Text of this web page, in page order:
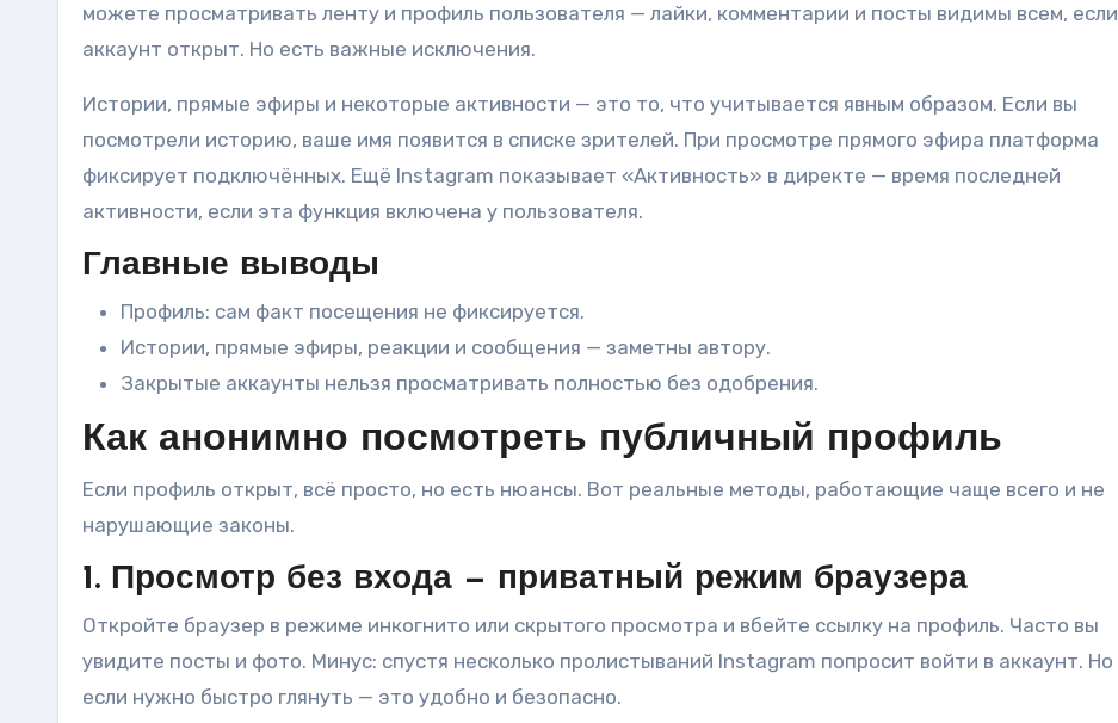
можете просматривать ленту и профиль пользователя — лайки, комментарии и посты видимы всем, если
аккаунт открыт. Но есть важные исключения.
Истории, прямые эфиры и некоторые активности — это то, что учитывается явным образом. Если вы
посмотрели историю, ваше имя появится в списке зрителей. При просмотре прямого эфира платформа
фиксирует подключённых. Ещё Instagram показывает «Активность» в директе — время последней
активности, если эта функция включена у пользователя.
Главные выводы
Профиль: сам факт посещения не фиксируется.
Истории, прямые эфиры, реакции и сообщения — заметны автору.
Закрытые аккаунты нельзя просматривать полностью без одобрения.
Как анонимно посмотреть публичный профиль
Если профиль открыт, всё просто, но есть нюансы. Вот реальные методы, работающие чаще всего и не
нарушающие законы.
1. Просмотр без входа — приватный режим браузера
Откройте браузер в режиме инкогнито или скрытого просмотра и вбейте ссылку на профиль. Часто вы
увидите посты и фото. Минус: спустя несколько пролистываний Instagram попроcит войти в аккаунт. Но
если нужно быстро глянуть — это удобно и безопасно.